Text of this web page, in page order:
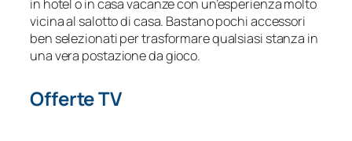
in hotel o in casa vacanze con un’esperienza molto
vicina al salotto di casa. Bastano pochi accessori
ben selezionati per trasformare qualsiasi stanza in
una vera postazione da gioco.
Offerte TV